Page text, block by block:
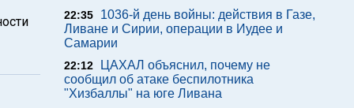
22:35
1036-й день войны: действия в Газе,
Ливане и Сирии, операции в Иудее и
Самарии
22:12
ЦАХАЛ объяснил, почему не
сообщил об атаке беспилотника
"Хизбаллы" на юге Ливана